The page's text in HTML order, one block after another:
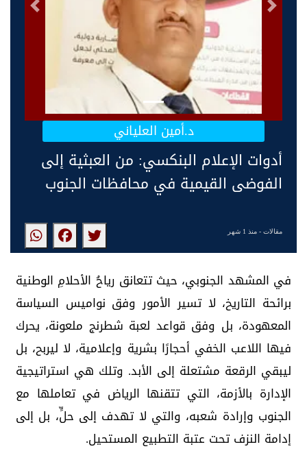
التالى السابق
د.أمين العلياني
أدوات الإعلام البنكسي: من العبثية إلى
الفوضى القيمية في محافظات الجنوب
مقالات- منذ 1 شهر
في المشهد الجنوبي، حيث تتعانق رياحُ الأحلامِ الوطنية
برائحة التاريخ، لا تسير الأمور وفق نواميس السياسة
المعهودة، بل وفق قواعد لعبة شطرنج ملعونة، يحرك
فيها اللاعب الخفي أحجارًا بشرية وإعلامية، لا ليربح، بل
ليبقي الرقعة مشتعلة إلى الأبد. وتلك هي استراتيجية
الإدارة بالأزمة، التي تتقنها الرياض في تعاملها مع
الجنوب وإرادة شعبه، والتي لا تهدف إلى حلٍّ، بل إلى
إدامة النزف تحت عتبة التطبيع المستحيل.